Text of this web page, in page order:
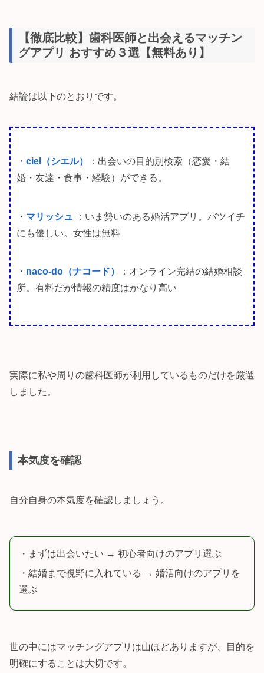
【徹底比較】歯科医師と出会えるマッチン
グアプリ おすすめ３選【無料あり】
結論は以下のとおりです。
・ ciel（シエル）
：出会いの目的別検索（恋愛・結
婚・友達・食事・経験）ができる。
・ マリッシュ
：いま勢いのある婚活アプリ。バツイチ
にも優しい。女性は無料
・ naco-do（ナコード）
：オンライン完結の結婚相談
所。有料だが情報の精度はかなり高い
実際に私や周りの歯科医師が利用しているものだけを厳選
しました。
本気度を確認
自分自身の本気度を確認しましょう。
・まずは出会いたい → 初心者向けのアプリ選ぶ
・結婚まで視野に入れている → 婚活向けのアプリを
選ぶ
世の中にはマッチングアプリは山ほどありますが、目的を
明確にすることは大切です。